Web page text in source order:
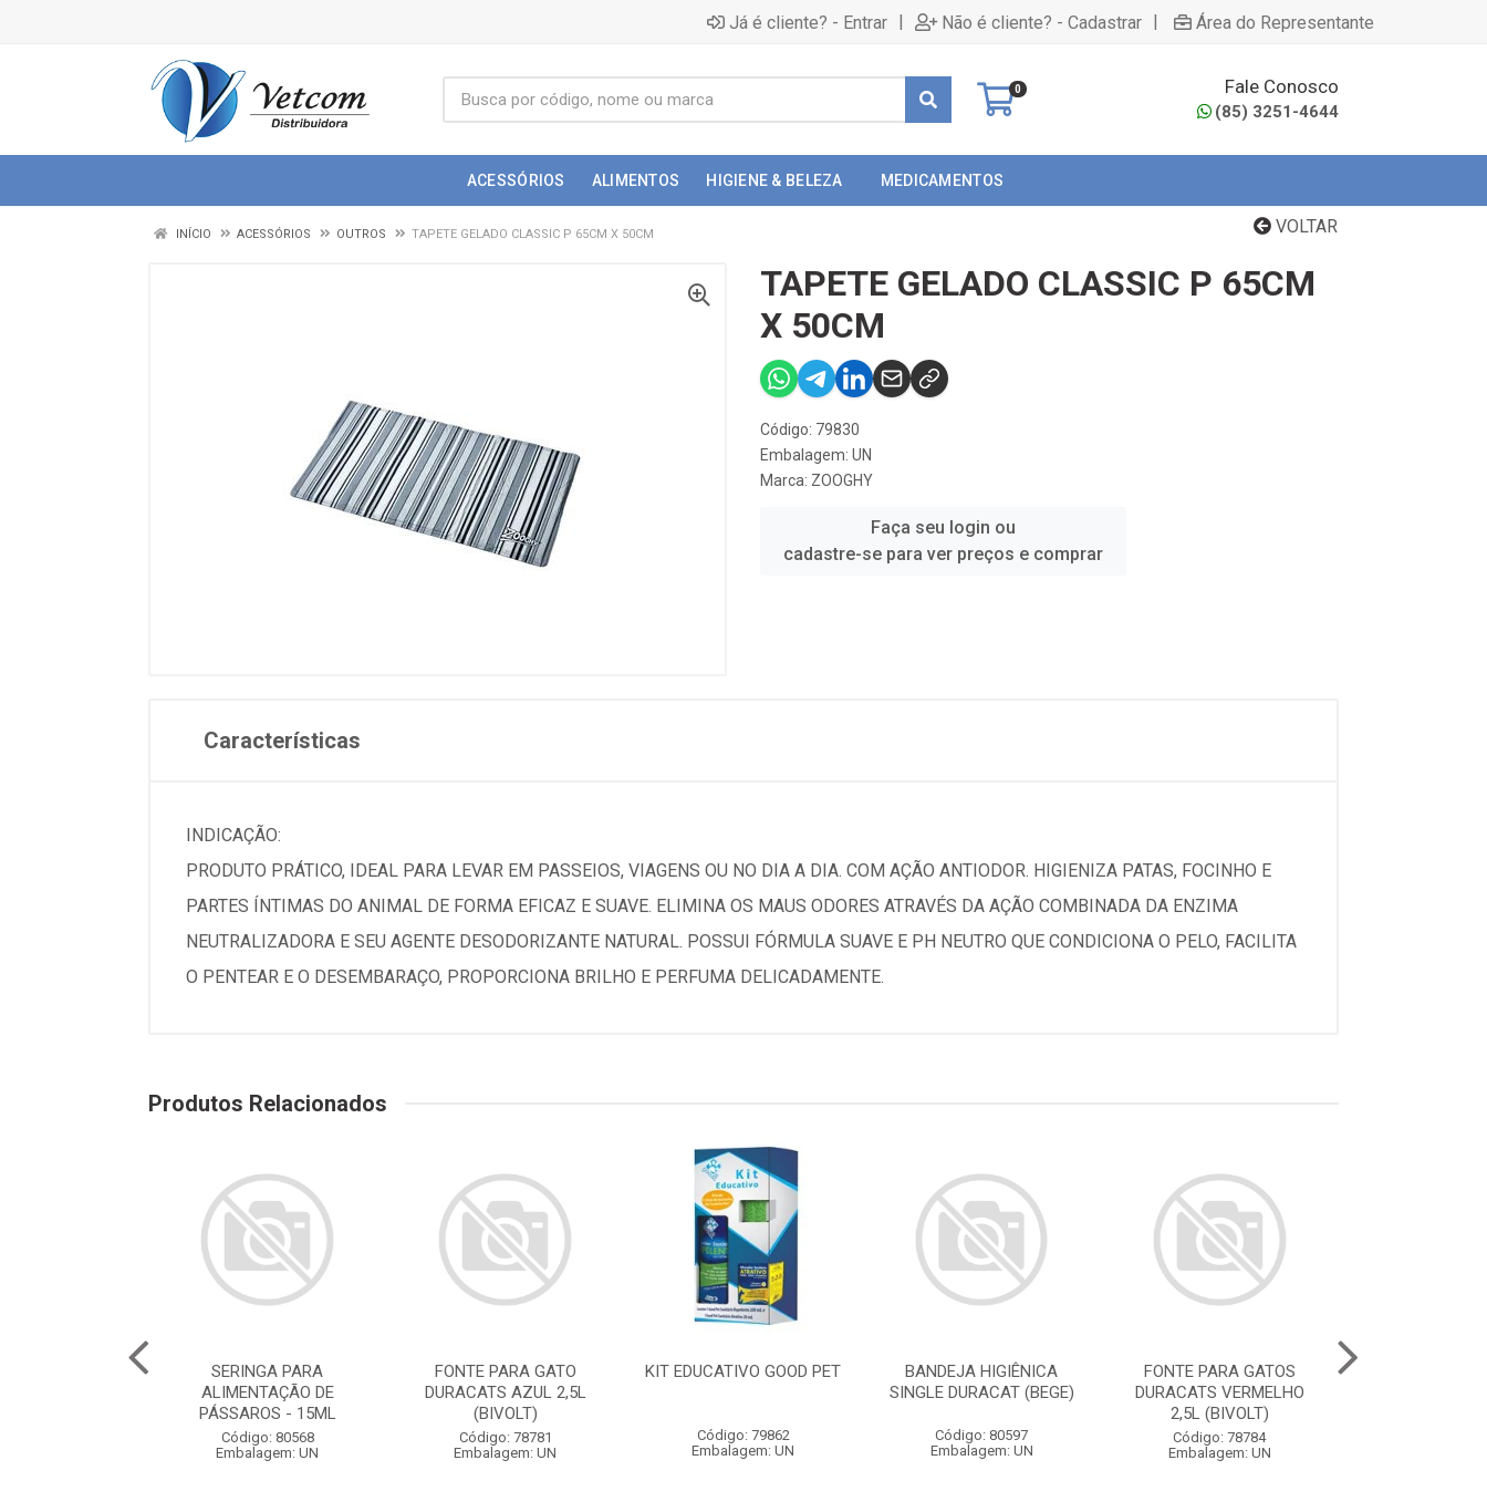
Já é cliente? - Entrar | Não é cliente? - Cadastrar | Área do Representante
0 Fale Conosco
(85) 3251-4644
ACESSÓRIOS ALIMENTOS HIGIENE & BELEZA MEDICAMENTOS
VOLTAR
INÍCIO ACESSÓRIOS OUTROS TAPETE GELADO CLASSIC P 65CM X 50CM
TAPETE GELADO CLASSIC P 65CM
X 50CM
Código: 79830
Embalagem: UN
Marca: ZOOGHY
Faça seu login ou
cadastre-se para ver preços e comprar
Características
INDICAÇÃO:
PRODUTO PRÁTICO, IDEAL PARA LEVAR EM PASSEIOS, VIAGENS OU NO DIA A DIA. COM AÇÃO ANTIODOR. HIGIENIZA PATAS, FOCINHO E
PARTES ÍNTIMAS DO ANIMAL DE FORMA EFICAZ E SUAVE. ELIMINA OS MAUS ODORES ATRAVÉS DA AÇÃO COMBINADA DA ENZIMA
NEUTRALIZADORA E SEU AGENTE DESODORIZANTE NATURAL. POSSUI FÓRMULA SUAVE E PH NEUTRO QUE CONDICIONA O PELO, FACILITA
O PENTEAR E O DESEMBARAÇO, PROPORCIONA BRILHO E PERFUMA DELICADAMENTE.
Produtos Relacionados
SERINGA PARA
ALIMENTAÇÃO DE
PÁSSAROS - 15ML
Código: 80568
Embalagem: UN
FONTE PARA GATO
DURACATS AZUL 2,5L
(BIVOLT)
Código: 78781
Embalagem: UN
KIT EDUCATIVO GOOD PET
Código: 79862
Embalagem: UN
BANDEJA HIGIÊNICA
SINGLE DURACAT (BEGE)
Código: 80597
Embalagem: UN
FONTE PARA GATOS
DURACATS VERMELHO
2,5L (BIVOLT)
Código: 78784
Embalagem: UN